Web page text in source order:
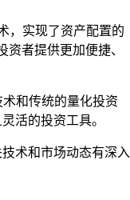
，实现了资产配置的
资者提供更加便捷、
和传统的量化投资
活的投资工具。
术和市场动态有深入